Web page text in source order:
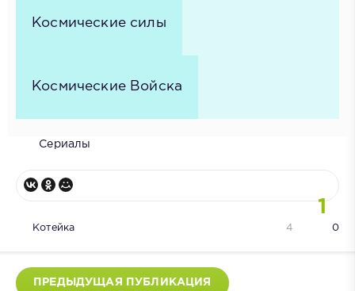
Космические силы
Космические Войска
Сериалы
1
Котейка 0
4
ПРЕДЫДУЩАЯ ПУБЛИКАЦИЯ